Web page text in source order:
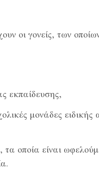
οι γονείς, των
εκπαίδευσης,
μονάδες
οποία είναι